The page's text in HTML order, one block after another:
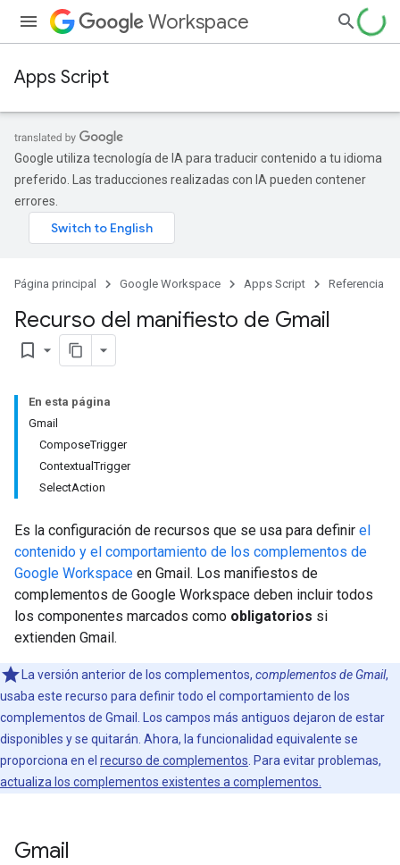
Workspace
Apps Script
Google utiliza tecnología de IA para traducir contenido a tu idioma
preferido. Las traducciones realizadas con IA pueden contener
errores.
Página principal Google Workspace Apps Script Referencia
Recurso del manifiesto de Gmail
bookmark_border
En esta página
Gmail
ComposeTrigger
ContextualTrigger
SelectAction
Es la configuración de recursos que se usa para definir el
contenido y el comportamiento de los complementos de
Google Workspace en Gmail. Los manifiestos de
complementos de Google Workspace deben incluir todos
los componentes marcados como obligatorios si
extienden Gmail.
La versión anterior de los complementos, complementos de Gmail,
usaba este recurso para definir todo el comportamiento de los
complementos de Gmail. Los campos más antiguos dejaron de estar
disponibles y se quitarán. Ahora, la funcionalidad equivalente se
proporciona en el recurso de complementos . Para evitar problemas,
actualiza los complementos existentes a complementos.
Gmail